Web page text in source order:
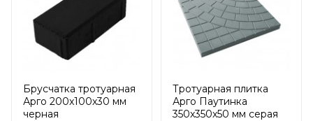
Брусчатка тротуарная
Арго 200x100x30 мм
черная
Тротуарная плитка
Арго Паутинка
350x350x50 мм серая